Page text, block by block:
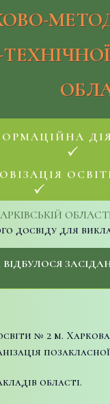
досвіду для
№ 2 м.
області.